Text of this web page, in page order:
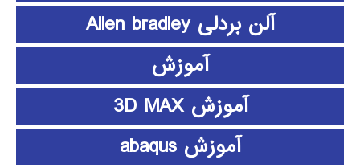
آلن بردلی Allen bradley
آموزش
آموزش 3D MAX
آموزش abaqus